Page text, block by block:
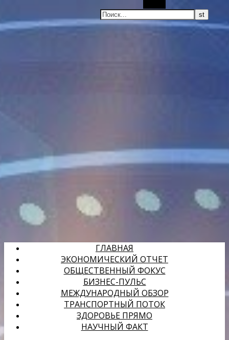
ГЛАВНАЯ
ЭКОНОМИЧЕСКИЙ ОТЧЕТ
ОБЩЕСТВЕННЫЙ ФОКУС
БИЗНЕС-ПУЛЬС
МЕЖДУНАРОДНЫЙ ОБЗОР
ТРАНСПОРТНЫЙ ПОТОК
ЗДОРОВЬЕ ПРЯМО
НАУЧНЫЙ ФАКТ